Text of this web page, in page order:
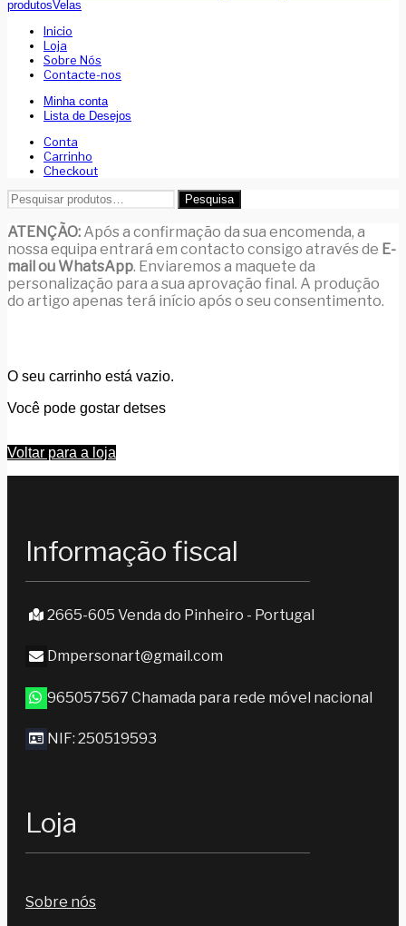
produtosVelas
Inicio
Loja
Sobre Nós
Contacte-nos
Minha conta
Lista de Desejos
Conta
Carrinho
Checkout
Pesquisar
por:
Pesquisa
ATENÇÃO: Após a confirmação da sua encomenda, a
nossa equipa entrará em contacto consigo através de E-
mail ou WhatsApp. Enviaremos a maquete da
personalização para a sua aprovação final. A produção
do artigo apenas terá início após o seu consentimento.
O seu carrinho está vazio.
Você pode gostar detses
Voltar para a loja
Informação fiscal
2665-605 Venda do Pinheiro - Portugal
Dmpersonart@gmail.com
965057567 Chamada para rede móvel nacional
NIF: 250519593
Loja
Sobre nós